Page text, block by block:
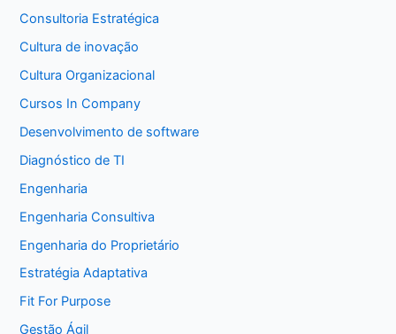
Consultoria Estratégica
Cultura de inovação
Cultura Organizacional
Cursos In Company
Desenvolvimento de software
Diagnóstico de TI
Engenharia
Engenharia Consultiva
Engenharia do Proprietário
Estratégia Adaptativa
Fit For Purpose
Gestão Ágil